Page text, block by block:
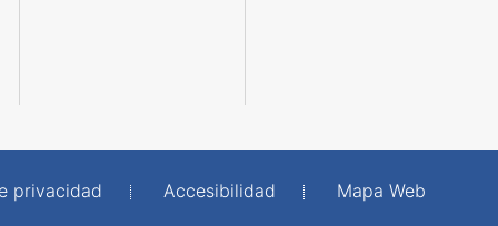
privacidad Accesibilidad
Mapa Web